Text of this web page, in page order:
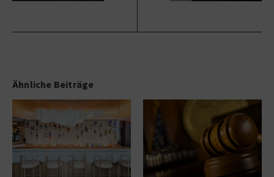
Ähnliche Beiträge